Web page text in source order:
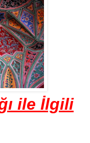
ile İlgili